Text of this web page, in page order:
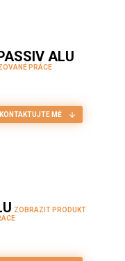
ALU
PRÁCE
KONTAKTUJTE MĚ
ZOBRAZIT PRODUKT